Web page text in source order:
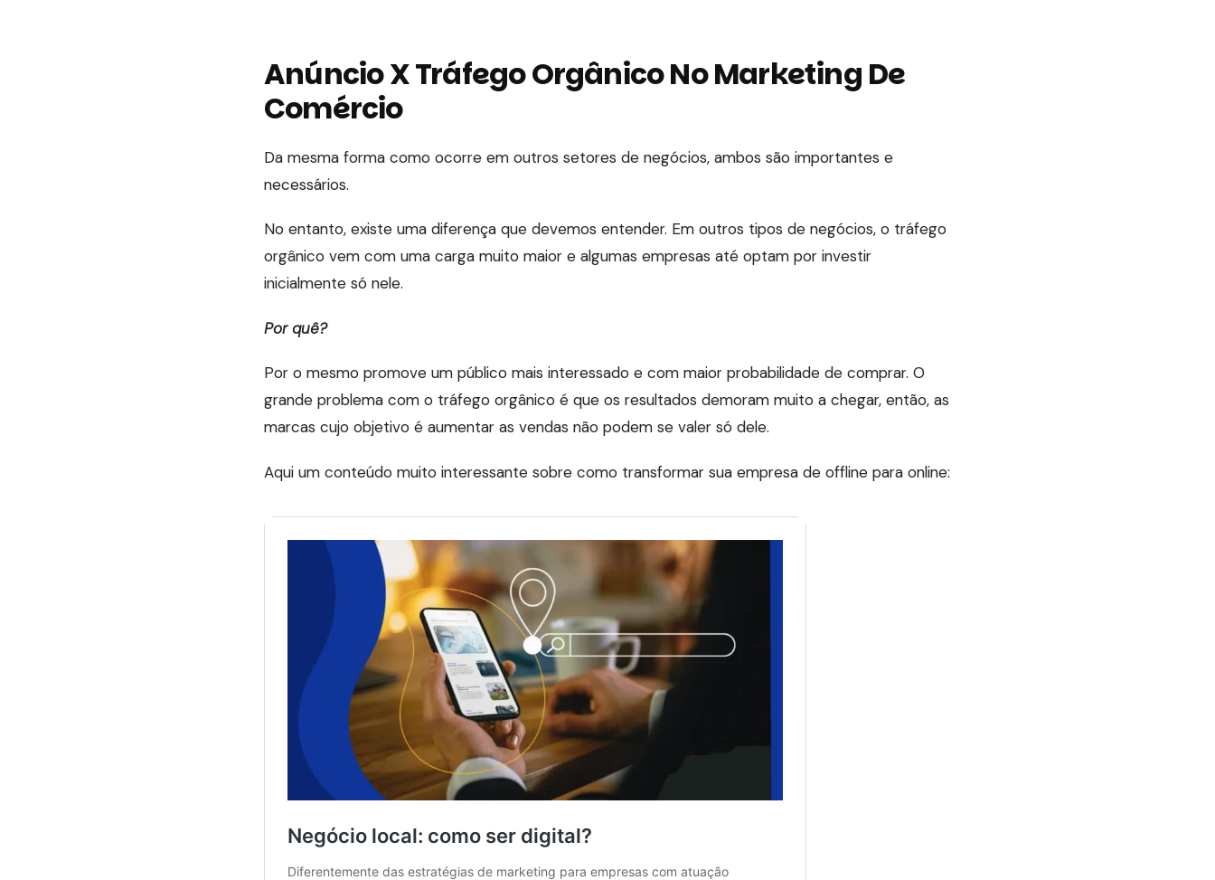
Anúncio X Tráfego Orgânico No Marketing De
Comércio
Da mesma forma como ocorre em outros setores de negócios, ambos são importantes e
necessários.
No entanto, existe uma diferença que devemos entender. Em outros tipos de negócios, o tráfego
orgânico vem com uma carga muito maior e algumas empresas até optam por investir
inicialmente só nele.
Por quê?
Por o mesmo promove um público mais interessado e com maior probabilidade de comprar. O
grande problema com o tráfego orgânico é que os resultados demoram muito a chegar, então, as
marcas cujo objetivo é aumentar as vendas não podem se valer só dele.
Aqui um conteúdo muito interessante sobre como transformar sua empresa de offline para online: